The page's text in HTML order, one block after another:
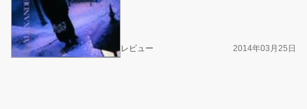
レビュー 2014年03月25日